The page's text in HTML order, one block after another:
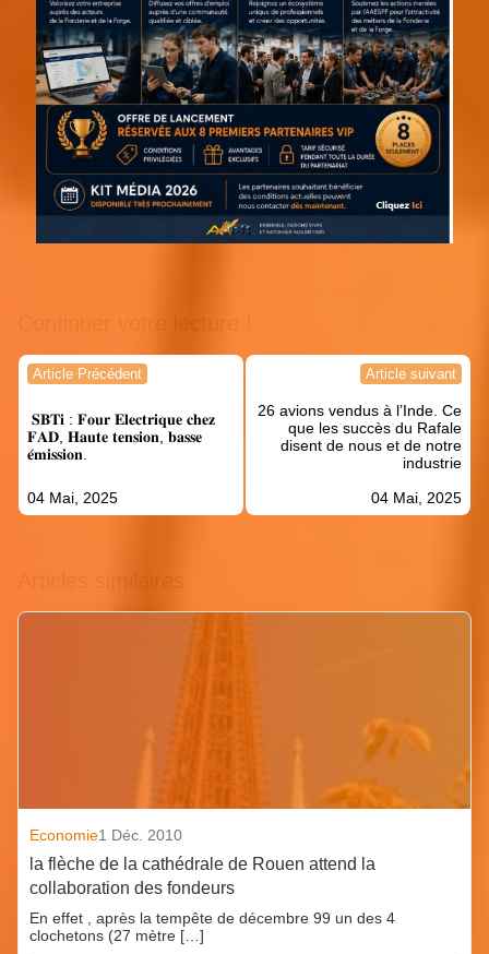
Navigation
l’article
Article Précédent
𝐒𝐁𝐓𝐢 : 𝐅𝐨𝐮𝐫 𝐄𝐥𝐞𝐜𝐭𝐫𝐢𝐪𝐮𝐞 𝐜𝐡𝐞𝐳
𝐅𝐀𝐃, 𝐇𝐚𝐮𝐭𝐞 𝐭𝐞𝐧𝐬𝐢𝐨𝐧, 𝐛𝐚𝐬𝐬𝐞
𝐞́𝐦𝐢𝐬𝐬𝐢𝐨𝐧.
04 Mai, 2025
Article suivant
26 avions vendus à l’Inde. Ce
que les succès du Rafale
disent de nous et de notre
industrie
04 Mai, 2025
Economie1 Déc. 2010
la flèche de la cathédrale de Rouen attend la
collaboration des fondeurs
En effet , après la tempête de décembre 99 un des 4
clochetons (27 mètre […]